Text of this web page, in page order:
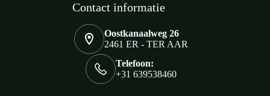
Contact informatie
Oostkanaalweg 26
2461 ER - TER AAR
Telefoon:
+31 639538460